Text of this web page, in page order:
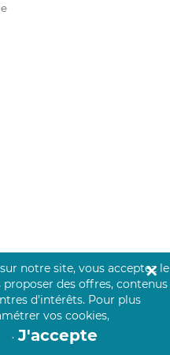
notre site, vous acceptez le
des offres, contenus
d’intérêts. Pour plus
vos cookies,
. J'accepte
✕